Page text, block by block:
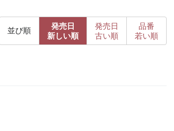
並び順
発売日
新しい順
発売日
古い順
品番
若い順